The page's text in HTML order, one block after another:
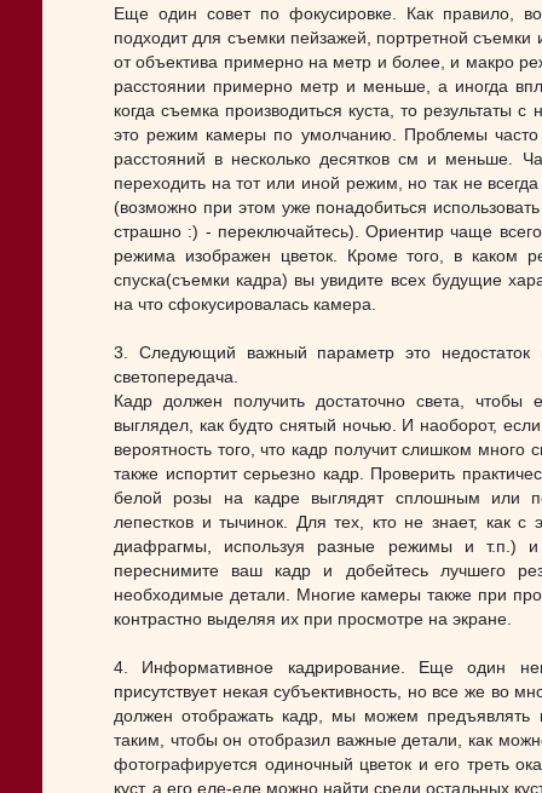
Еще один совет по фокусировке. Как правило,
подходит для съемки пейзажей, портретной
от объектива примерно на метр и более, и макро
расстоянии примерно метр и меньше, а иногда
когда съемка производиться куста, то результаты
это режим камеры по умолчанию. Проблемы часто
расстояний в несколько десятков см и меньше.
переходить на тот или иной режим, но так не
(возможно при этом уже понадобиться
страшно :) - переключайтесь). Ориентир чаще
режима изображен цветок. Кроме того, в каком
спуска(съемки кадра) вы увидите всех будущие
на что сфокусировалась камера.
3. Следующий важный параметр это недостаток
светопередача.
Кадр должен получить достаточно света,
выглядел, как будто снятый ночью. И наоборот,
вероятность того, что кадр получит слишком
также испортит серьезно кадр. Проверить
белой розы на кадре выглядят сплошным или
лепестков и тычинок. Для тех, кто не знает, как
диафрагмы, используя разные режимы и т.п.)
переснимите ваш кадр и добейтесь лучшего
необходимые детали. Многие камеры также при
контрастно выделяя их при просмотре на экране.
4. Информативное кадрирование. Еще один
присутствует некая субъективность, но все же во
должен отображать кадр, мы можем
таким, чтобы он отобразил важные детали, как
фотографируется одиночный цветок и его треть
куст, а его еле-еле можно найти среди остальных